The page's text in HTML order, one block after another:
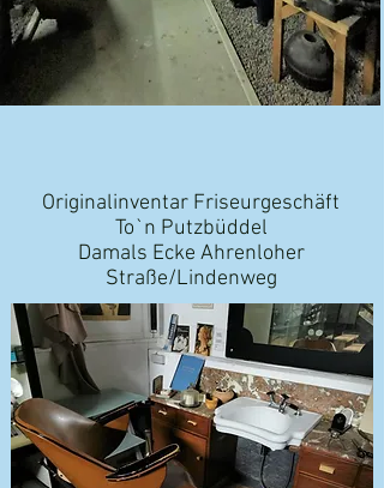
Originalinventar Friseurgeschäft
To`n Putzbüddel
Damals Ecke Ahrenloher
Straße/Lindenweg